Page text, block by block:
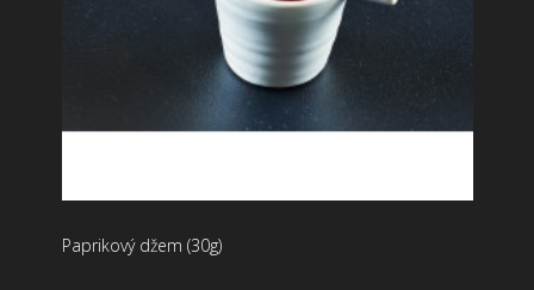
Paprikový džem (30g)